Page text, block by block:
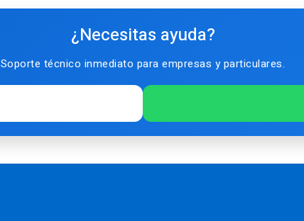
¿Necesitas ayuda?
Soporte técnico inmediato para empresas y particulares.